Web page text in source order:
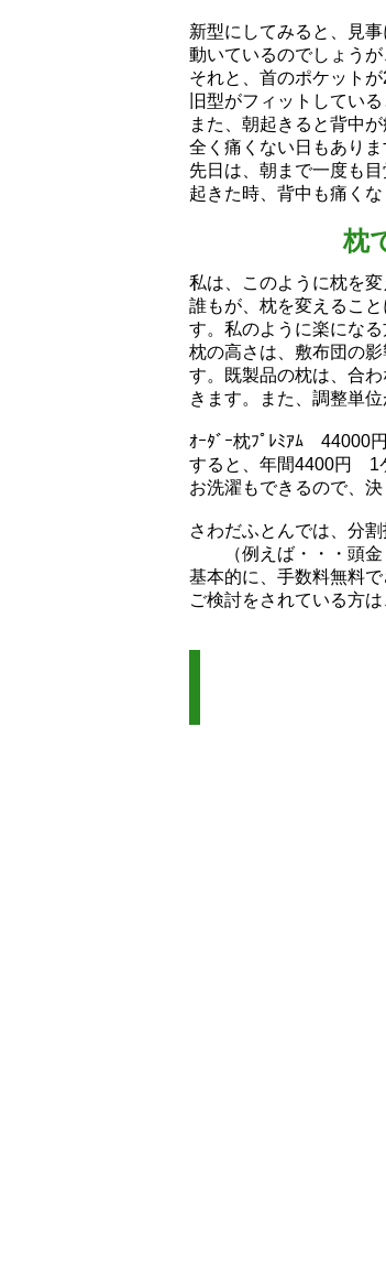
新型にしてみると、見
動いているのでしょう
それと、首のポケット
旧型がフィットしてい
また、朝起きると背中
全く痛くない日もありま
先日は、朝まで一度も
起きた時、背中も痛く
枕
私は、このように枕を
誰もが、枕を変えるこ
す。私のように楽にな
枕の高さは、敷布団の
す。既製品の枕は、合
きます。また、調整単
ｵｰﾀﾞｰ枕ﾌﾟﾚﾐｱﾑ 44000
すると、年間4400円 1
お洗濯もできるので、
さわだふとんでは、分
（例えば・・・頭金
基本的に、手数料無料で
ご検討をされている方